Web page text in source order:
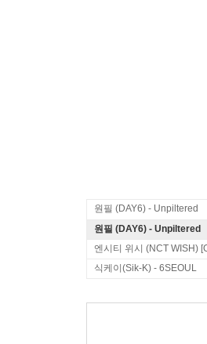
원필 (DAY6) - Unpiltered
원필 (DAY6) - Unpiltered
식케이(Sik-K) - 6SEOUL